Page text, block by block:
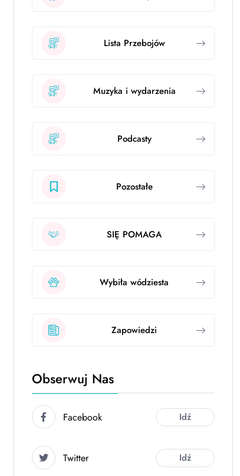
Lista Przebojów
Muzyka i wydarzenia
Podcasty
Pozostałe
SIĘ POMAGA
Wybiła wódziesta
Zapowiedzi
Obserwuj Nas
Facebook Idź
Twitter Idź